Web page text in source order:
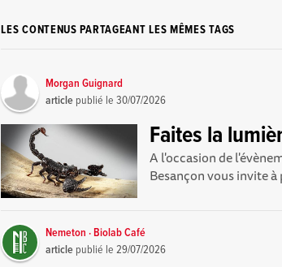
LES CONTENUS PARTAGEANT LES MÊMES TAGS
Morgan Guignard
article publié le30/07/2026
Faites la
A l'occasion de
Besançon vous invite
Nemeton · Biolab Café
article publié le29/07/2026